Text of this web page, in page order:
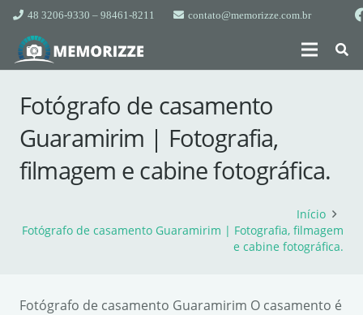
48 3206-9330 – 98461-8211 contato@memorizze.com.br
Fotógrafo de casamento
Guaramirim | Fotografia,
filmagem e cabine fotográfica.
Início
Fotógrafo de casamento Guaramirim | Fotografia, filmagem
e cabine fotográfica.
Fotógrafo de casamento Guaramirim O casamento é